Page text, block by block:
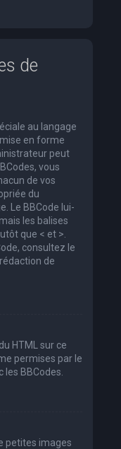
de
au langage
en forme
peut
vous
de vos
du
Le BBCode lui-
les balises
que < et >.
consultez le
de
HTML sur ce
permises par le
BBCodes.
petites images